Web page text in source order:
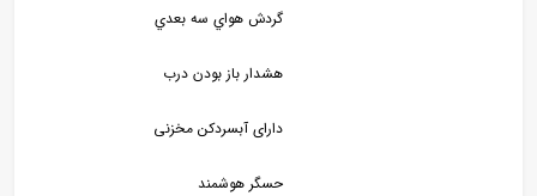
گردش هواي سه بعدي
هشدار باز بودن درب
دارای آبسردکن مخزنی
حسگر هوشمند